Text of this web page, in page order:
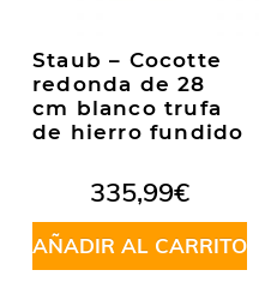
Staub – Cocotte
redonda de 28
cm blanco trufa
de hierro fundido
335,99€
AÑADIR AL CARRITO